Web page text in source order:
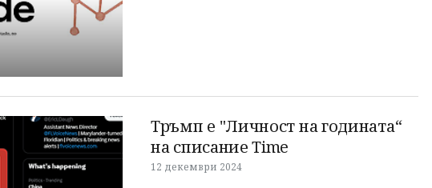
Тръмп е "Личност на годината“
на списание Time
12 декември 2024